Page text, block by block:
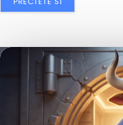
Nejčtenější